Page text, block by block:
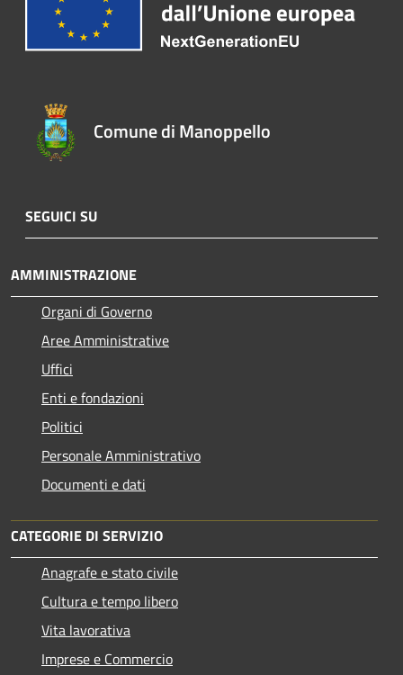
Comune di Manoppello
SEGUICI SU
AMMINISTRAZIONE
Organi di Governo
Aree Amministrative
Uffici
Enti e fondazioni
Politici
Personale Amministrativo
Documenti e dati
CATEGORIE DI SERVIZIO
Anagrafe e stato civile
Cultura e tempo libero
Vita lavorativa
Imprese e Commercio